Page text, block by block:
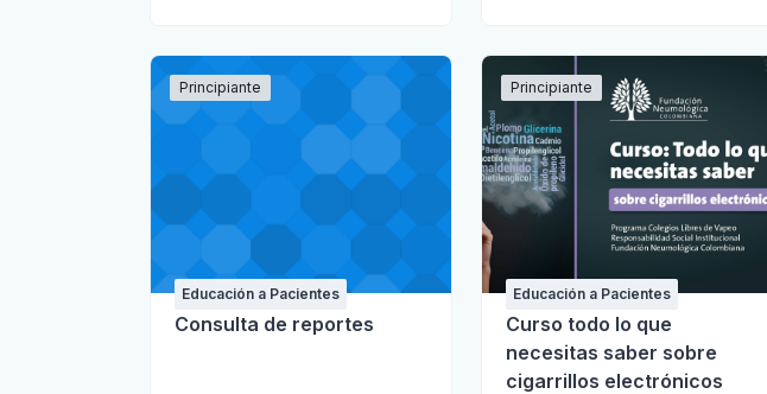
Principiante
Educación a Pacientes
Consulta de reportes
Principiante
Educación a Pacientes
Curso todo lo que
necesitas saber sobre
cigarrillos electrónicos